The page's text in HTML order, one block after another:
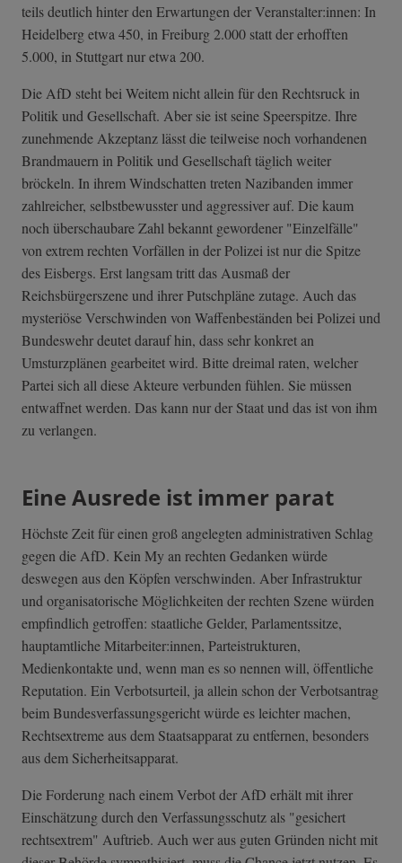
teils deutlich hinter den Erwartungen der Veranstalter:innen: In
Heidelberg etwa 450, in Freiburg 2.000 statt der erhofften
5.000, in Stuttgart nur etwa 200.
Die AfD steht bei Weitem nicht allein für den Rechtsruck in
Politik und Gesellschaft. Aber sie ist seine Speerspitze. Ihre
zunehmende Akzeptanz lässt die teilweise noch vorhandenen
Brandmauern in Politik und Gesellschaft täglich weiter
bröckeln. In ihrem Windschatten treten Nazibanden immer
zahlreicher, selbstbewusster und aggressiver auf. Die kaum
noch überschaubare Zahl bekannt gewordener "Einzelfälle"
von extrem rechten Vorfällen in der Polizei ist nur die Spitze
des Eisbergs. Erst langsam tritt das Ausmaß der
Reichsbürgerszene und ihrer Putschpläne zutage. Auch das
mysteriöse Verschwinden von Waffenbeständen bei Polizei und
Bundeswehr deutet darauf hin, dass sehr konkret an
Umsturzplänen gearbeitet wird. Bitte dreimal raten, welcher
Partei sich all diese Akteure verbunden fühlen. Sie müssen
entwaffnet werden. Das kann nur der Staat und das ist von ihm
zu verlangen.
Eine Ausrede ist immer parat
Höchste Zeit für einen groß angelegten administrativen Schlag
gegen die AfD. Kein My an rechten Gedanken würde
deswegen aus den Köpfen verschwinden. Aber Infrastruktur
und organisatorische Möglichkeiten der rechten Szene würden
empfindlich getroffen: staatliche Gelder, Parlamentssitze,
hauptamtliche Mitarbeiter:innen, Parteistrukturen,
Medienkontakte und, wenn man es so nennen will, öffentliche
Reputation. Ein Verbotsurteil, ja allein schon der Verbotsantrag
beim Bundesverfassungsgericht würde es leichter machen,
Rechtsextreme aus dem Staatsapparat zu entfernen, besonders
aus dem Sicherheitsapparat.
Die Forderung nach einem Verbot der AfD erhält mit ihrer
Einschätzung durch den Verfassungsschutz als "gesichert
rechtsextrem" Auftrieb. Auch wer aus guten Gründen nicht mit